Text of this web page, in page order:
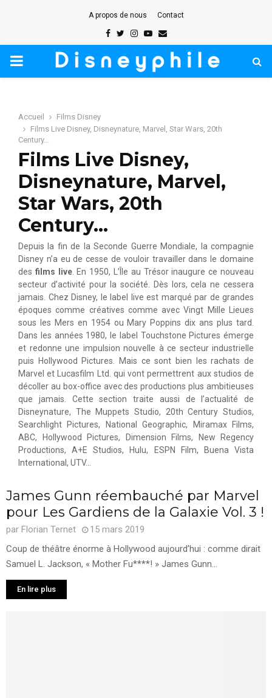
A propos de nous Contact
Facebook
TwitterInstagram
Youtube
Email
PRIMARY
Accueil
Films Disney
Films Live Disney, Disneynature, Marvel, Star Wars, 20th
Century...
Films Live Disney,
Disneynature, Marvel,
Star Wars, 20th
Century…
Depuis la fin de la Seconde Guerre Mondiale, la compagnie
Disney n’a eu de cesse de vouloir travailler dans le domaine
des films live. En 1950, L’Île au Trésor inaugure ce nouveau
secteur d’activité pour la société. Dès lors, cela ne cessera
jamais. Chez Disney, le label live est marqué par de grandes
époques comme créatives comme avec Vingt Mille Lieues
sous les Mers en 1954 ou Mary Poppins dix ans plus tard.
Dans les années 1980, le label Touchstone Pictures émerge
et redonne une impulsion nouvelle à ce secteur industrielle
puis Hollywood Pictures. Mais ce sont bien les rachats de
Marvel et Lucasfilm Ltd. qui vont permettrent aux studios de
décoller au box-office avec des productions plus ambitieuses
que jamais. Cette section traite aussi de l’actualité de
Disneynature, The Muppets Studio, 20th Century Studios,
Searchlight Pictures, National Geographic, Miramax Films,
ABC, Hollywood Pictures, Dimension Films, New Regency
Productions, A+E Studios, Hulu, ESPN Film, Buena Vista
International, UTV…
James Gunn réembauché par Marvel
pour Les Gardiens de la Galaxie Vol. 3 !
par Florian Ternet
15 mars 2019
Coup de théâtre énorme à Hollywood aujourd’hui : comme dirait
Samuel L. Jackson, « Mother Fu****! » James Gunn...
En lire plus